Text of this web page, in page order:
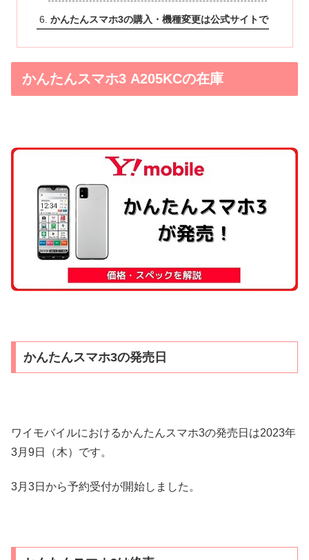
かんたんスマホ3の購入・機種変更は公式サイトで
かんたんスマホ3 A205KCの在庫
かんたんスマホ3の発売日
ワイモバイルにおけるかんたんスマホ3の発売日は2023年
3月9日（木）です。
3月3日から予約受付が開始しました。